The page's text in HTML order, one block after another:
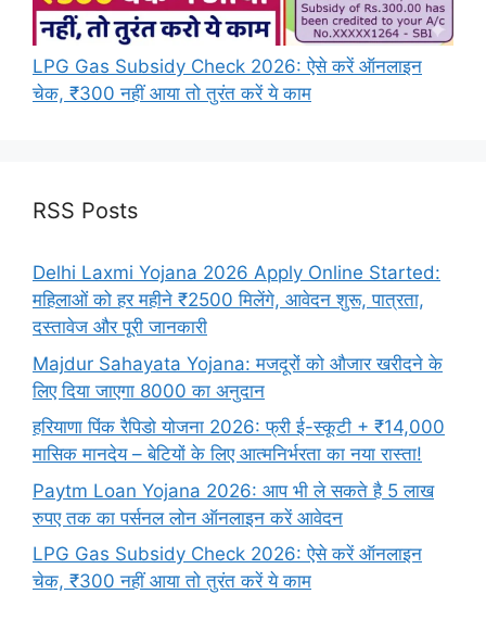
LPG Gas Subsidy Check 2026: ऐसे करें ऑनलाइन
चेक, ₹300 नहीं आया तो तुरंत करें ये काम
RSS Posts
Delhi Laxmi Yojana 2026 Apply Online Started:
महिलाओं को हर महीने ₹2500 मिलेंगे, आवेदन शुरू, पात्रता,
दस्तावेज और पूरी जानकारी
Majdur Sahayata Yojana: मजदूरों को औजार खरीदने के
लिए दिया जाएगा 8000 का अनुदान
हरियाणा पिंक रैपिडो योजना 2026: फ्री ई-स्कूटी + ₹14,000
मासिक मानदेय – बेटियों के लिए आत्मनिर्भरता का नया रास्ता!
Paytm Loan Yojana 2026: आप भी ले सकते है 5 लाख
रुपए तक का पर्सनल लोन ऑनलाइन करें आवेदन
LPG Gas Subsidy Check 2026: ऐसे करें ऑनलाइन
चेक, ₹300 नहीं आया तो तुरंत करें ये काम